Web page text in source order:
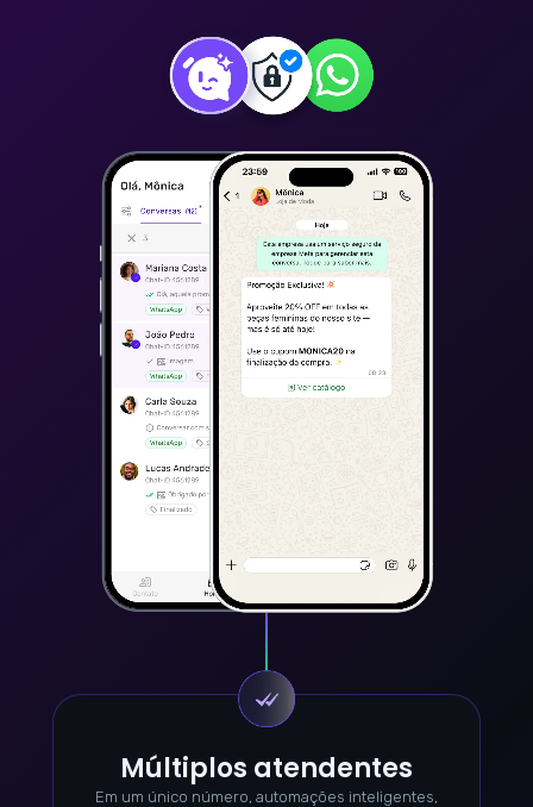
Múltiplos atendentes
Em um único número, automações inteligentes,